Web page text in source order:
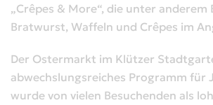
„Crêpes & More“, die unter anderem
Bratwurst, Waffeln und Crêpes im
Der Ostermarkt im Klützer
abwechslungsreiches Programm für
wurde von vielen Besuchenden als